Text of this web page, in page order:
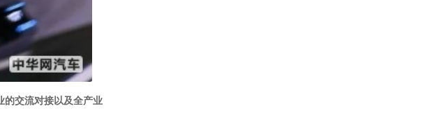
的交流对接以及全产业